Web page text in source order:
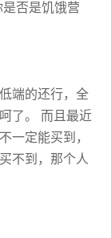
否是饥饿营
端的还行，全
了。 而且最近
一定能买到，
不到，那个人